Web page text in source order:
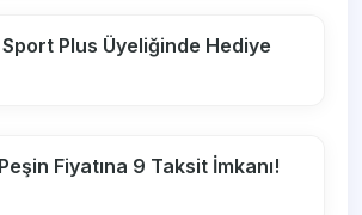
Sport Plus Üyeliğinde Hediye
Fiyatına 9 Taksit İmkanı!